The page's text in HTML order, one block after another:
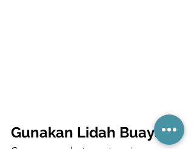
Gunakan Lidah Buaya